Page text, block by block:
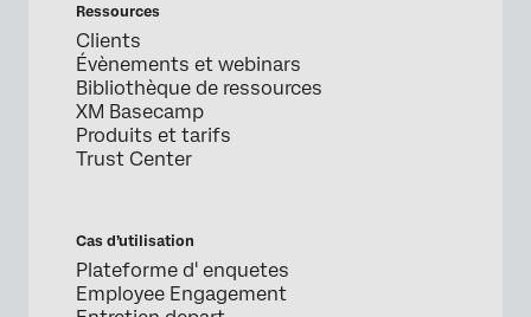
Ressources
Clients
Évènements et webinars
Bibliothèque de ressources
XM Basecamp
Produits et tarifs
Trust Center
Cas d’utilisation
Plateforme d' enquetes
Employee Engagement